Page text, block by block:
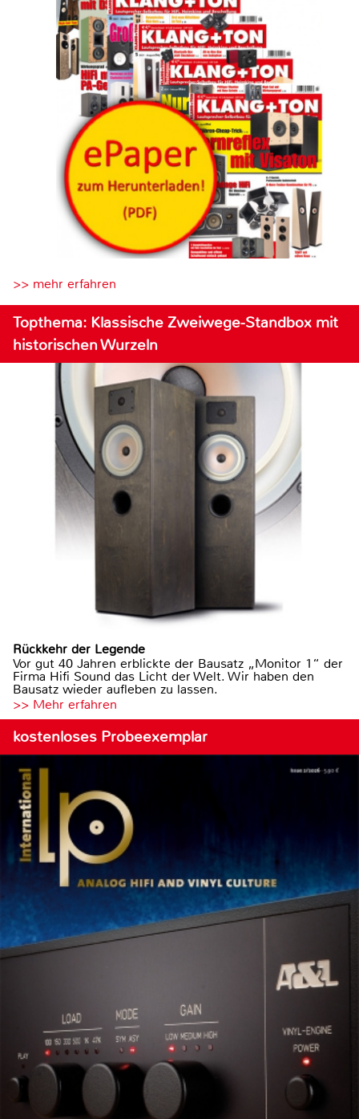
>> mehr erfahren
Topthema: Klassische Zweiwege-Standbox mit
historischen Wurzeln
Rückkehr der Legende
Vor gut 40 Jahren erblickte der Bausatz „Monitor 1“ der
Firma Hifi Sound das Licht der Welt. Wir haben den
Bausatz wieder aufleben zu lassen.
>> Mehr erfahren
kostenloses Probeexemplar